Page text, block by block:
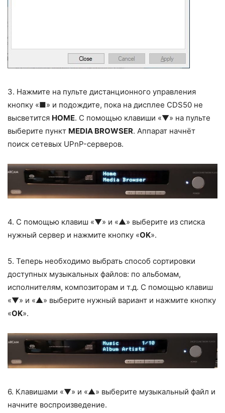
3. Нажмите на пульте дистанционного управления
кнопку «■» и подождите, пока на дисплее CDS50 не
высветится HOME. С помощью клавиши «▼» на пульте
выберите пункт MEDIA BROWSER. Аппарат начнёт
поиск сетевых UPnP-серверов.
4. С помощью клавиш «▼» и «▲» выберите из списка
нужный сервер и нажмите кнопку «OK».
5. Теперь необходимо выбрать способ сортировки
доступных музыкальных файлов: по альбомам,
исполнителям, композиторам и т.д. С помощью клавиш
«▼» и «▲» выберите нужный вариант и нажмите кнопку
«OK».
6. Клавишами «▼» и «▲» выберите музыкальный файл и
начните воспроизведение.